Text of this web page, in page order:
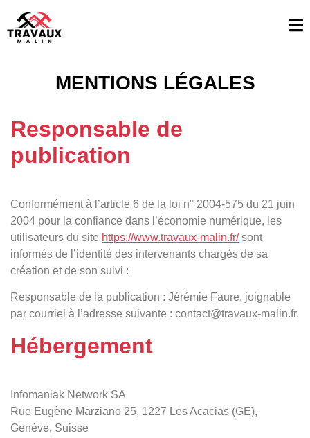
MENTIONS LÉGALES
Responsable de
publication
Conformément à l’article 6 de la loi n° 2004-575 du 21 juin
2004 pour la confiance dans l’économie numérique, les
utilisateurs du site https://www.travaux-malin.fr/sont
informés de l’identité des intervenants chargés de sa
création et de son suivi :
Responsable de la publication : Jérémie Faure, joignable
par courriel à l’adresse suivante : contact@travaux-malin.fr.
Hébergement
Infomaniak Network SA
Rue Eugène Marziano 25, 1227 Les Acacias (GE),
Genève, Suisse